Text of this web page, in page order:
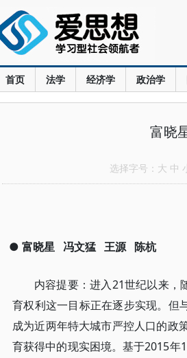
首页 法学 经济学 政治学
富晓
选择字号： 大 中
● 富晓星 冯文猛 王源 陈杭
内容提要：进入21世纪以来，
育权利这一目标正在逐步实现。但
成为近两年特大城市严控人口的政
育获得中的现实困境。基于2015